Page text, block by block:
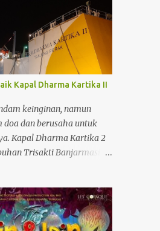
Kapal Dharma Kartika II
keinginan, namun
doa dan berusaha untuk
Kapal Dharma Kartika 2
Trisakti Banjarmasin.
Dharma Kartika II. Kapal
interior yang bagus dan
melayani jalur